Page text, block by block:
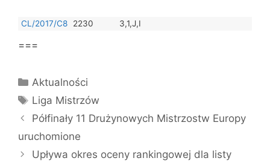
CL/2017/C8 2230 3,1,J,I
===
Kategorie
Aktualności
Tagi
Liga Mistrzów
Półfinały 11 Drużynowych Mistrzostw Europy
uruchomione
Upływa okres oceny rankingowej dla listy